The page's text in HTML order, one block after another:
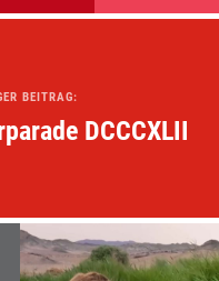
BEITRAG:
DCCCXLII